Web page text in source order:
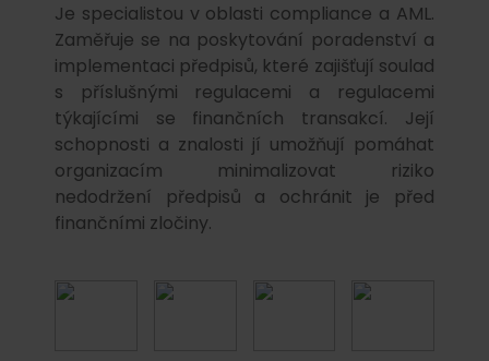
Je specialistou v oblasti compliance a AML.
Zaměřuje se na poskytování poradenství a
implementaci předpisů, které zajišťují soulad
s příslušnými regulacemi a regulacemi
týkajícími se finančních transakcí. Její
schopnosti a znalosti jí umožňují pomáhat
organizacím minimalizovat riziko
nedodržení předpisů a ochránit je před
finančními zločiny.